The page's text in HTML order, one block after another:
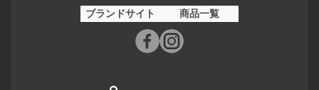
ブランドサイト 商品一覧